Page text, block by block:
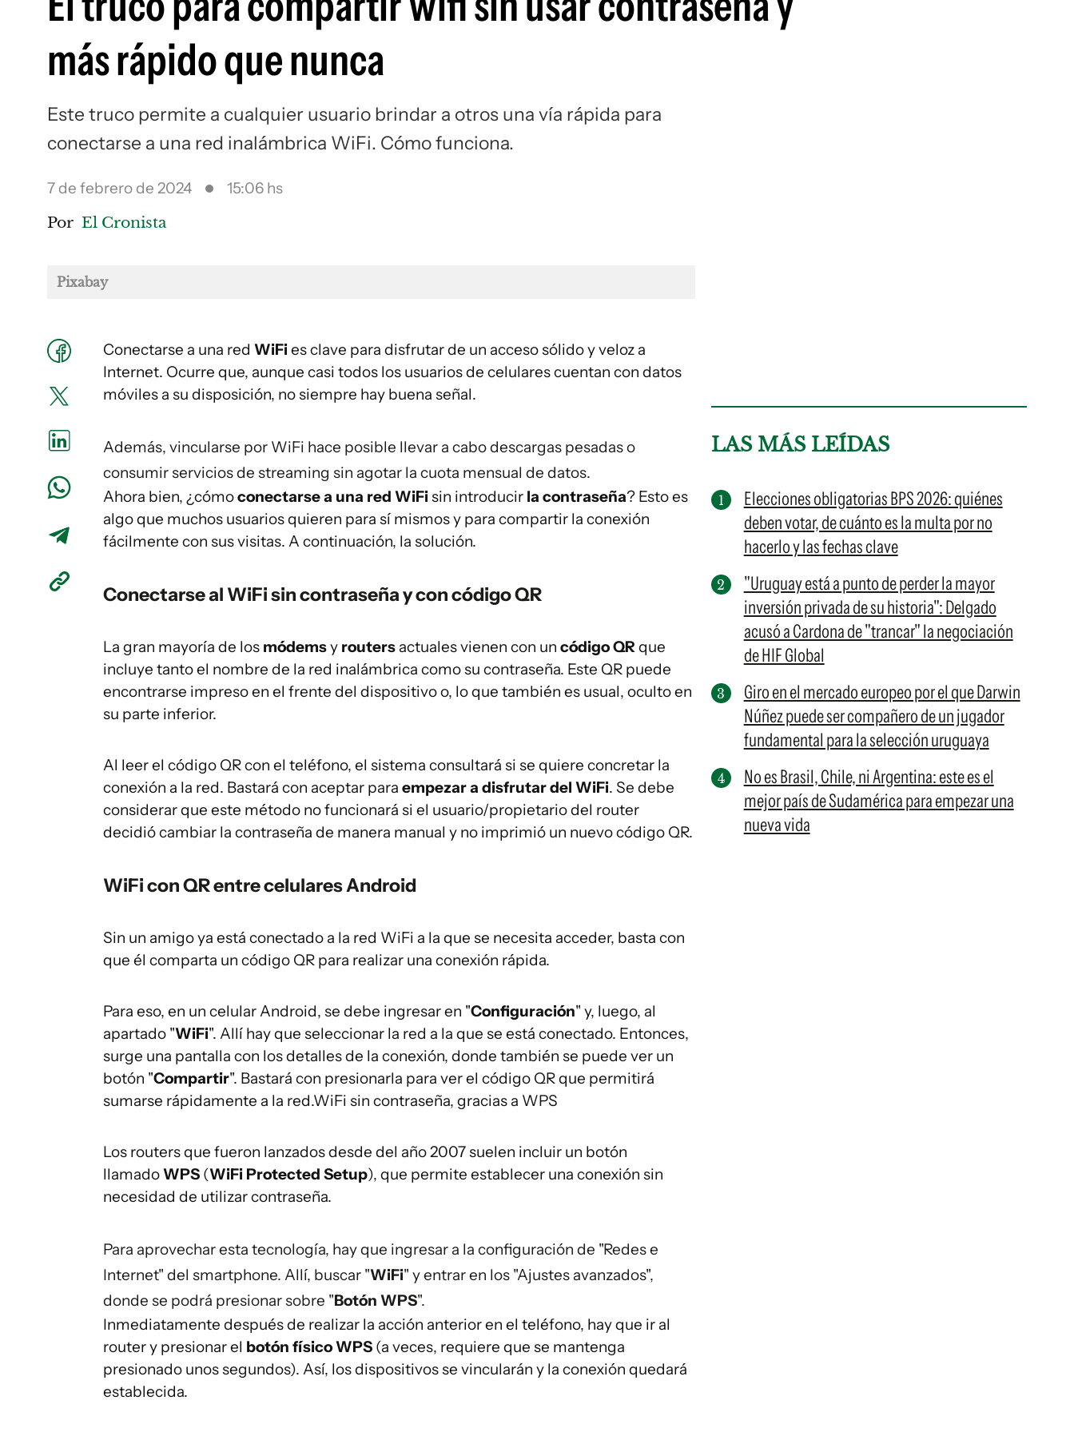
más rápido que nunca
Este truco permite a cualquier usuario brindar a otros una vía rápida para
conectarse a una red inalámbrica WiFi. Cómo funciona.
7 de febrero de 2024 15:06 hs
Por El Cronista
Pixabay
Conectarse a una red WiFi es clave para disfrutar de un acceso sólido y veloz a
Internet. Ocurre que, aunque casi todos los usuarios de celulares cuentan con datos
móviles a su disposición, no siempre hay buena señal.
Además, vincularse por WiFi hace posible llevar a cabo descargas pesadas o
consumir servicios de streaming sin agotar la cuota mensual de datos.
Ahora bien, ¿cómoconectarse a una red WiFi sin introducir la contraseña? Esto es
algo que muchos usuarios quieren para sí mismos y para compartir la conexión
fácilmente con sus visitas. A continuación, la solución.
Conectarse al WiFi sin contraseña y con código QR
La gran mayoría de los módemsy routers actuales vienen con un código QRque
incluye tanto el nombre de la red inalámbrica como su contraseña. Este QR puede
encontrarse impreso en el frente del dispositivo o, lo que también es usual, oculto en
su parte inferior.
Al leer el código QR con el teléfono, el sistema consultará si se quiere concretar la
conexión a la red. Bastará con aceptar para empezar a disfrutar del WiFi. Se debe
considerar que este método no funcionará si el usuario/propietario del router
decidió cambiar la contraseña de manera manual y no imprimió un nuevo código QR.
WiFi con QR entre celulares Android
Sin un amigo ya está conectado a la red WiFi a la que se necesita acceder, basta con
que él comparta un código QR para realizar una conexión rápida.
Para eso, en un celular Android, se debe ingresar en "Configuración" y, luego, al
apartado "WiFi". Allí hay que seleccionar la red a la que se está conectado. Entonces,
surge una pantalla con los detalles de la conexión, donde también se puede ver un
botón "Compartir". Bastará con presionarla para ver el código QR que permitirá
sumarse rápidamente a la red.WiFi sin contraseña, gracias a WPS
Los routers que fueron lanzados desde del año 2007 suelen incluir un botón
llamadoWPS (WiFi Protected Setup), que permite establecer una conexión sin
necesidad de utilizar contraseña.
Para aprovechar esta tecnología, hay que ingresar a la configuración de "Redes e
Internet" del smartphone. Allí, buscar "WiFi" y entrar en los "Ajustes avanzados",
donde se podrá presionar sobre "Botón WPS".
Inmediatamente después de realizar la acción anterior en el teléfono, hay que ir al
router y presionar el botón físico WPS (a veces, requiere que se mantenga
presionado unos segundos). Así, los dispositivos se vincularán y la conexión quedará
establecida.
LAS MÁS LEÍDAS
Elecciones obligatorias BPS 2026: quiénes
deben votar, de cuánto es la multa por no
hacerlo y las fechas clave
"Uruguay está a punto de perder la mayor
inversión privada de su historia": Delgado
acusó a Cardona de "trancar" la negociación
de HIF Global
Giro en el mercado europeo por el que Darwin
Núñez puede ser compañero de un jugador
fundamental para la selección uruguaya
No es Brasil, Chile, ni Argentina: este es el
mejor país de Sudamérica para empezar una
nueva vida